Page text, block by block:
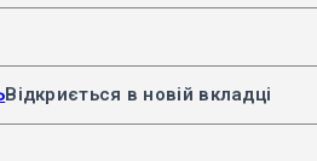
Відкриється в новій вкладці